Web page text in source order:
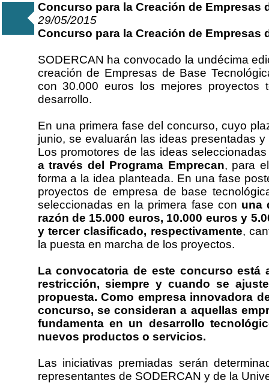
Concurso para la Creación de Empresas
29/05/2015
Concurso para la Creación de Empresas
SODERCAN ha convocado la undécima
creación de Empresas de Base
con 30.000 euros los mejores proyectos
desarrollo.
En una primera fase del concurso, cuyo
junio, se evaluarán las ideas presentadas
Los promotores de las ideas
a través del Programa Emprecan, para
forma a la idea planteada. En una fase
proyectos de empresa de base
seleccionadas en la primera fase con una
razón de 15.000 euros, 10.000 euros y
y tercer clasificado, respectivamente,
la puesta en marcha de los proyectos.
La convocatoria de este concurso está
restricción, siempre y cuando se
propuesta. Como empresa innovadora
concurso, se consideran a aquellas
fundamenta en un desarrollo
nuevos productos o servicios.
Las iniciativas premiadas serán
representantes de SODERCAN y de la